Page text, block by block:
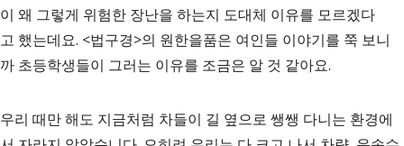
이 왜 그렇게 위험한 장난을 하는지 도대체 이유를 모르겠다
고 했는데요. <법구경>의 원한을품은 여인들 이야기를 쭉 보니
까 초등학생들이 그러는 이유를 조금은 알 것 같아요.
우리 때만 해도 지금처럼 차들이 길 옆으로 쌩쌩 다니는 환경에